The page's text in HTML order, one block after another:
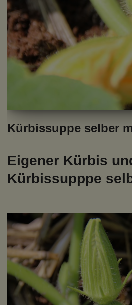
Kürbissuppe selber
Eigener Kürbis
Kürbissupppe